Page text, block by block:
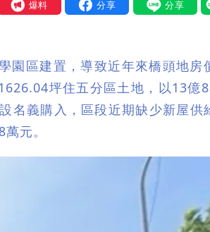
要爆料
園區建置，導致近年來橋頭地房
坪住五分區土地，以13億
名義購入，區段近期缺少新屋供
元。